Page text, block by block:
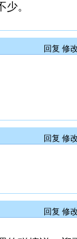
。
回复 修改
回复 修改
回复 修改